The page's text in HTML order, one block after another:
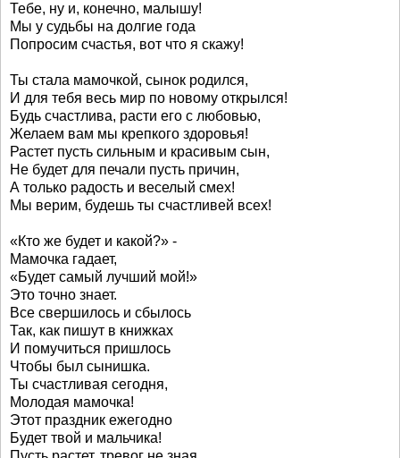
Тебе, ну и, конечно, малышу!
Мы у судьбы на долгие года
Попросим счастья, вот что я скажу!
Ты стала мамочкой, сынок родился,
И для тебя весь мир по новому открылся!
Будь счастлива, расти его с любовью,
Желаем вам мы крепкого здоровья!
Растет пусть сильным и красивым сын,
Не будет для печали пусть причин,
А только радость и веселый смех!
Мы верим, будешь ты счастливей всех!
«Кто же будет и какой?» -
Мамочка гадает,
«Будет самый лучший мой!»
Это точно знает.
Все свершилось и сбылось
Так, как пишут в книжках
И помучиться пришлось
Чтобы был сынишка.
Ты счастливая сегодня,
Молодая мамочка!
Этот праздник ежегодно
Будет твой и мальчика!